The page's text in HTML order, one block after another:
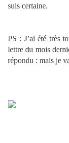
suis certaine.
PS : J’ai été très
lettre du mois
répondu : mais je